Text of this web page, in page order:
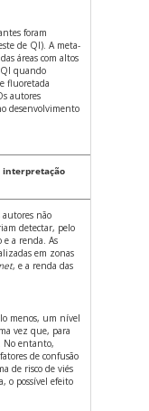
foram
de QI). A meta-
áreas com altos
QI quando
fluoretada
autores
desenvolvimento
interpretação
autores não
detectar, pelo
e a renda. As
em zonas
, e a renda das
menos, um nível
vez que, para
No entanto,
de confusão
de risco de viés
o possível efeito